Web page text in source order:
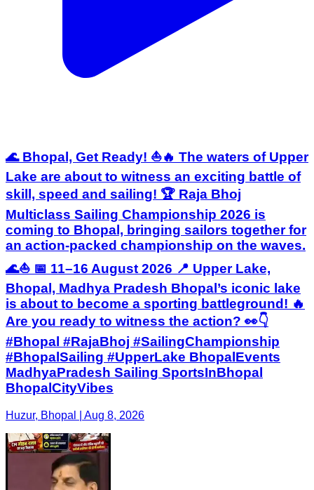
🌊 Bhopal, Get Ready! ⛵🔥 The waters of Upper
Lake are about to witness an exciting battle of
skill, speed and sailing! 🏆 Raja Bhoj
Multiclass Sailing Championship 2026 is
coming to Bhopal, bringing sailors together for
an action-packed championship on the waves.
🌊⛵ 📅 11–16 August 2026 📍 Upper Lake,
Bhopal, Madhya Pradesh Bhopal’s iconic lake
is about to become a sporting battleground! 🔥
Are you ready to witness the action? 👀👇
#Bhopal #RajaBhoj #SailingChampionship
#BhopalSailing #UpperLake BhopalEvents
MadhyaPradesh Sailing SportsInBhopal
BhopalCityVibes
Huzur, Bhopal | Aug 8, 2026